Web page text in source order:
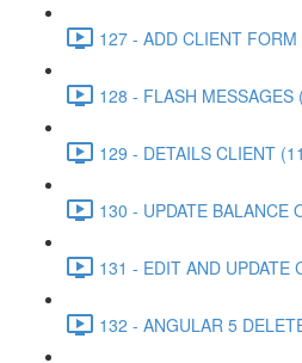
127 - ADD CLIENT
128 - FLASH MESSAGES
129 - DETAILS CLIENT
130 - UPDATE BALANCE
131 - EDIT AND UPDATE
132 - ANGULAR 5